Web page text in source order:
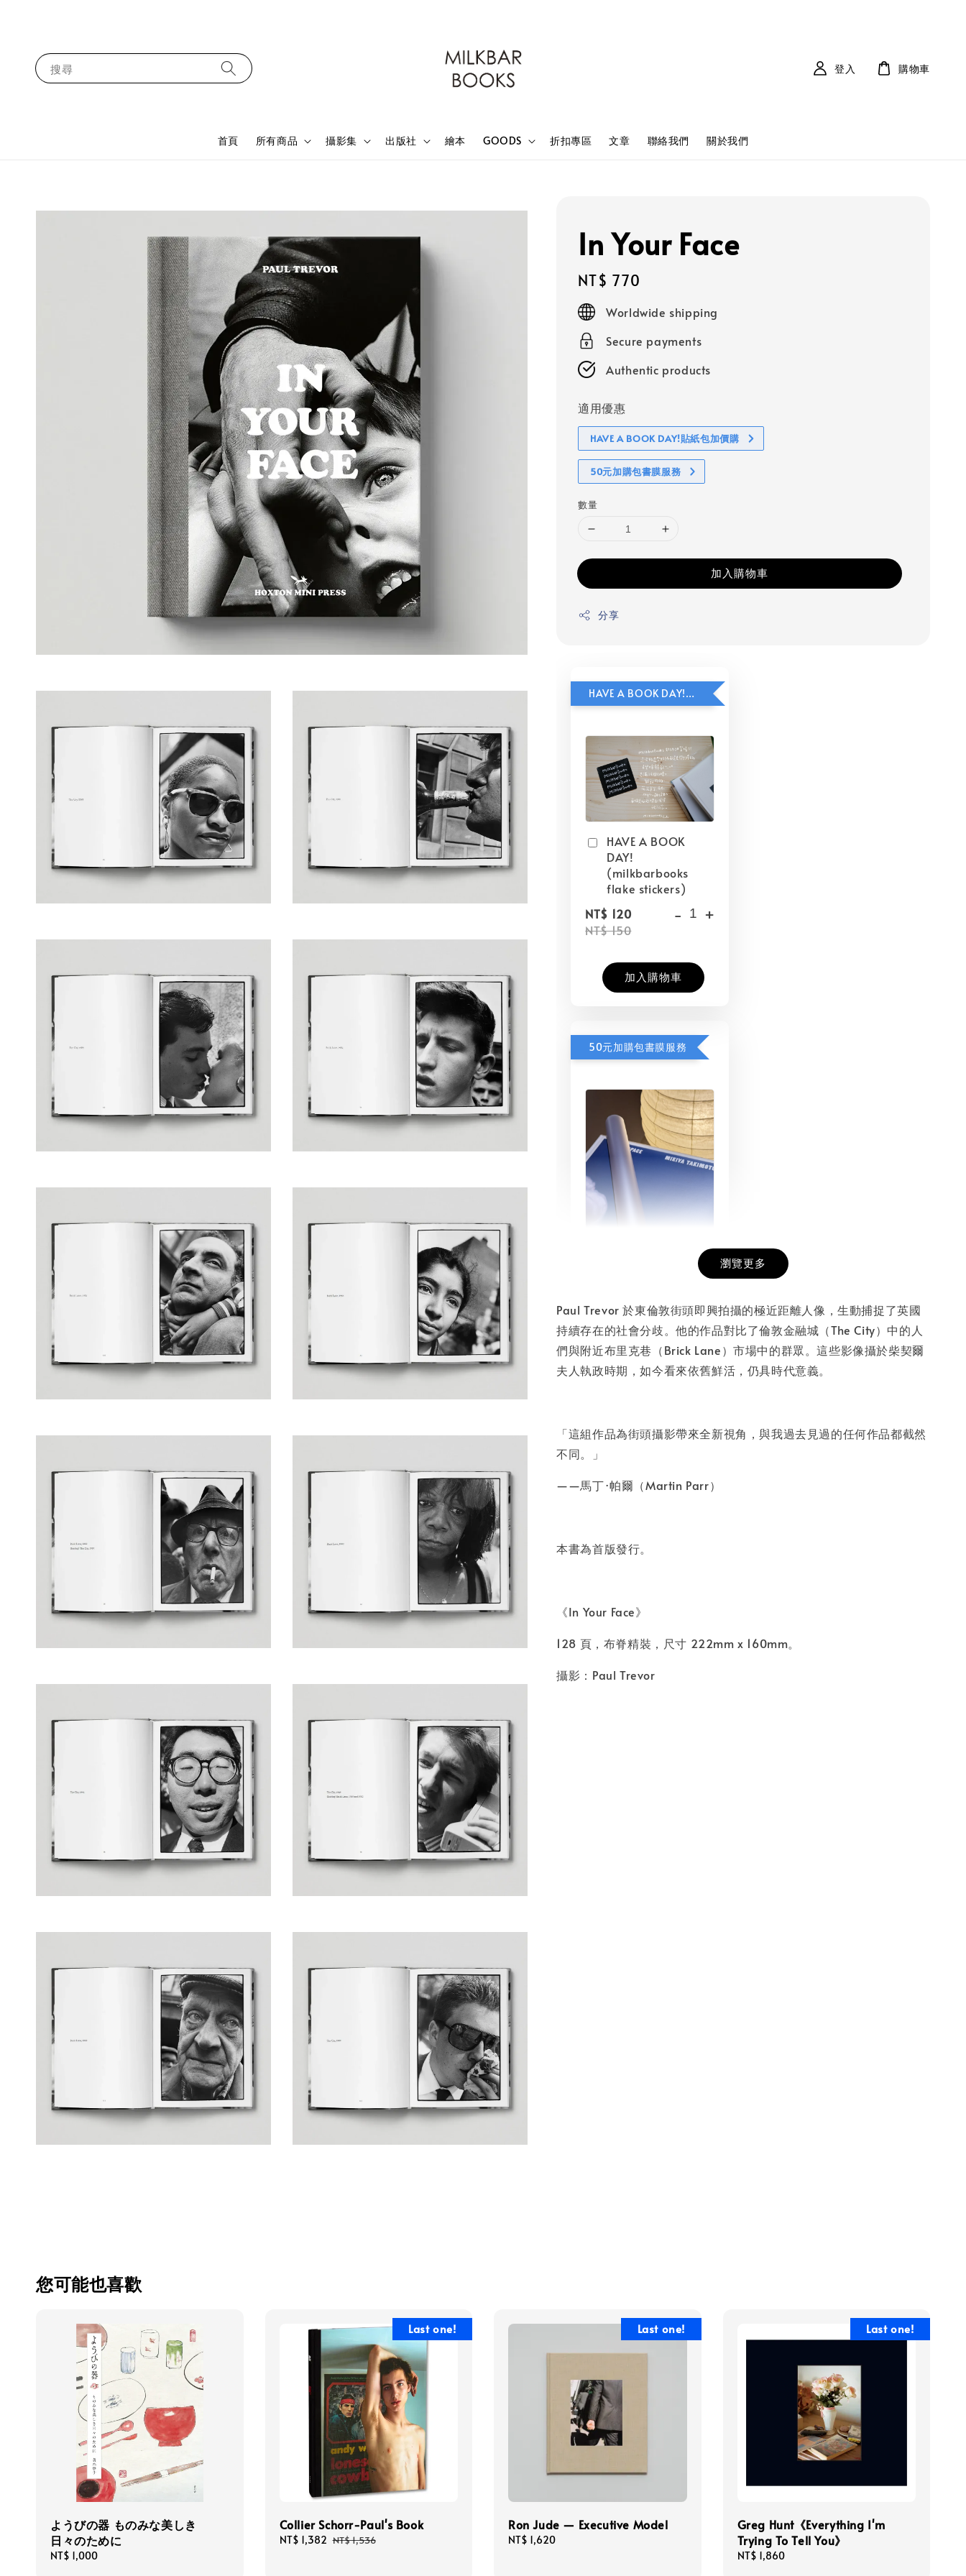
搜尋
首頁 所有商品 攝影集 出版社 繪本 GOODS 折扣專區 文章 聯絡我們 關於我們
登入 購物車
In Your Face
Regular
price
NT$ 770
Worldwide shipping
Secure payments
Authentic products
適用優惠
HAVE A BOOK DAY!貼紙包加價購
50元加購包書膜服務
數量
加入購物車
分享
HAVE A BOOK DAY!貼紙包加價購
HAVE A BOOK
DAY!
(milkbarbooks
flake stickers)
NT$ 120
NT$ 150
- +
加入購物車
50元加購包書膜服務
NT$ 50
NT$ 100
- +
加入購物車
瀏覽更多
Paul Trevor 於東倫敦街頭即興拍攝的極近距離人像，生動捕捉了英國
持續存在的社會分歧。他的作品對比了倫敦金融城（The City）中的人
們與附近布里克巷（Brick Lane）市場中的群眾。這些影像攝於柴契爾
夫人執政時期，如今看來依舊鮮活，仍具時代意義。
「這組作品為街頭攝影帶來全新視角，與我過去見過的任何作品都截然
不同。」
——馬丁·帕爾（Martin Parr）
本書為首版發行。
《In Your Face》
128 頁，布脊精裝，尺寸 222mm x 160mm。
攝影：Paul Trevor
您可能也喜歡
ようびの器 ものみな美しき
日々のために
Regular
NT$ 1,000
Last one!
Collier Schorr-Paul's Book
Sale
NT$ 1,382 Regular
NT$ 1,536
Last one!
Ron Jude — Executive Model
Regular
NT$ 1,620
Last one!
Greg Hunt《Everything I'm
Trying To Tell You》
Regular
NT$ 1,860